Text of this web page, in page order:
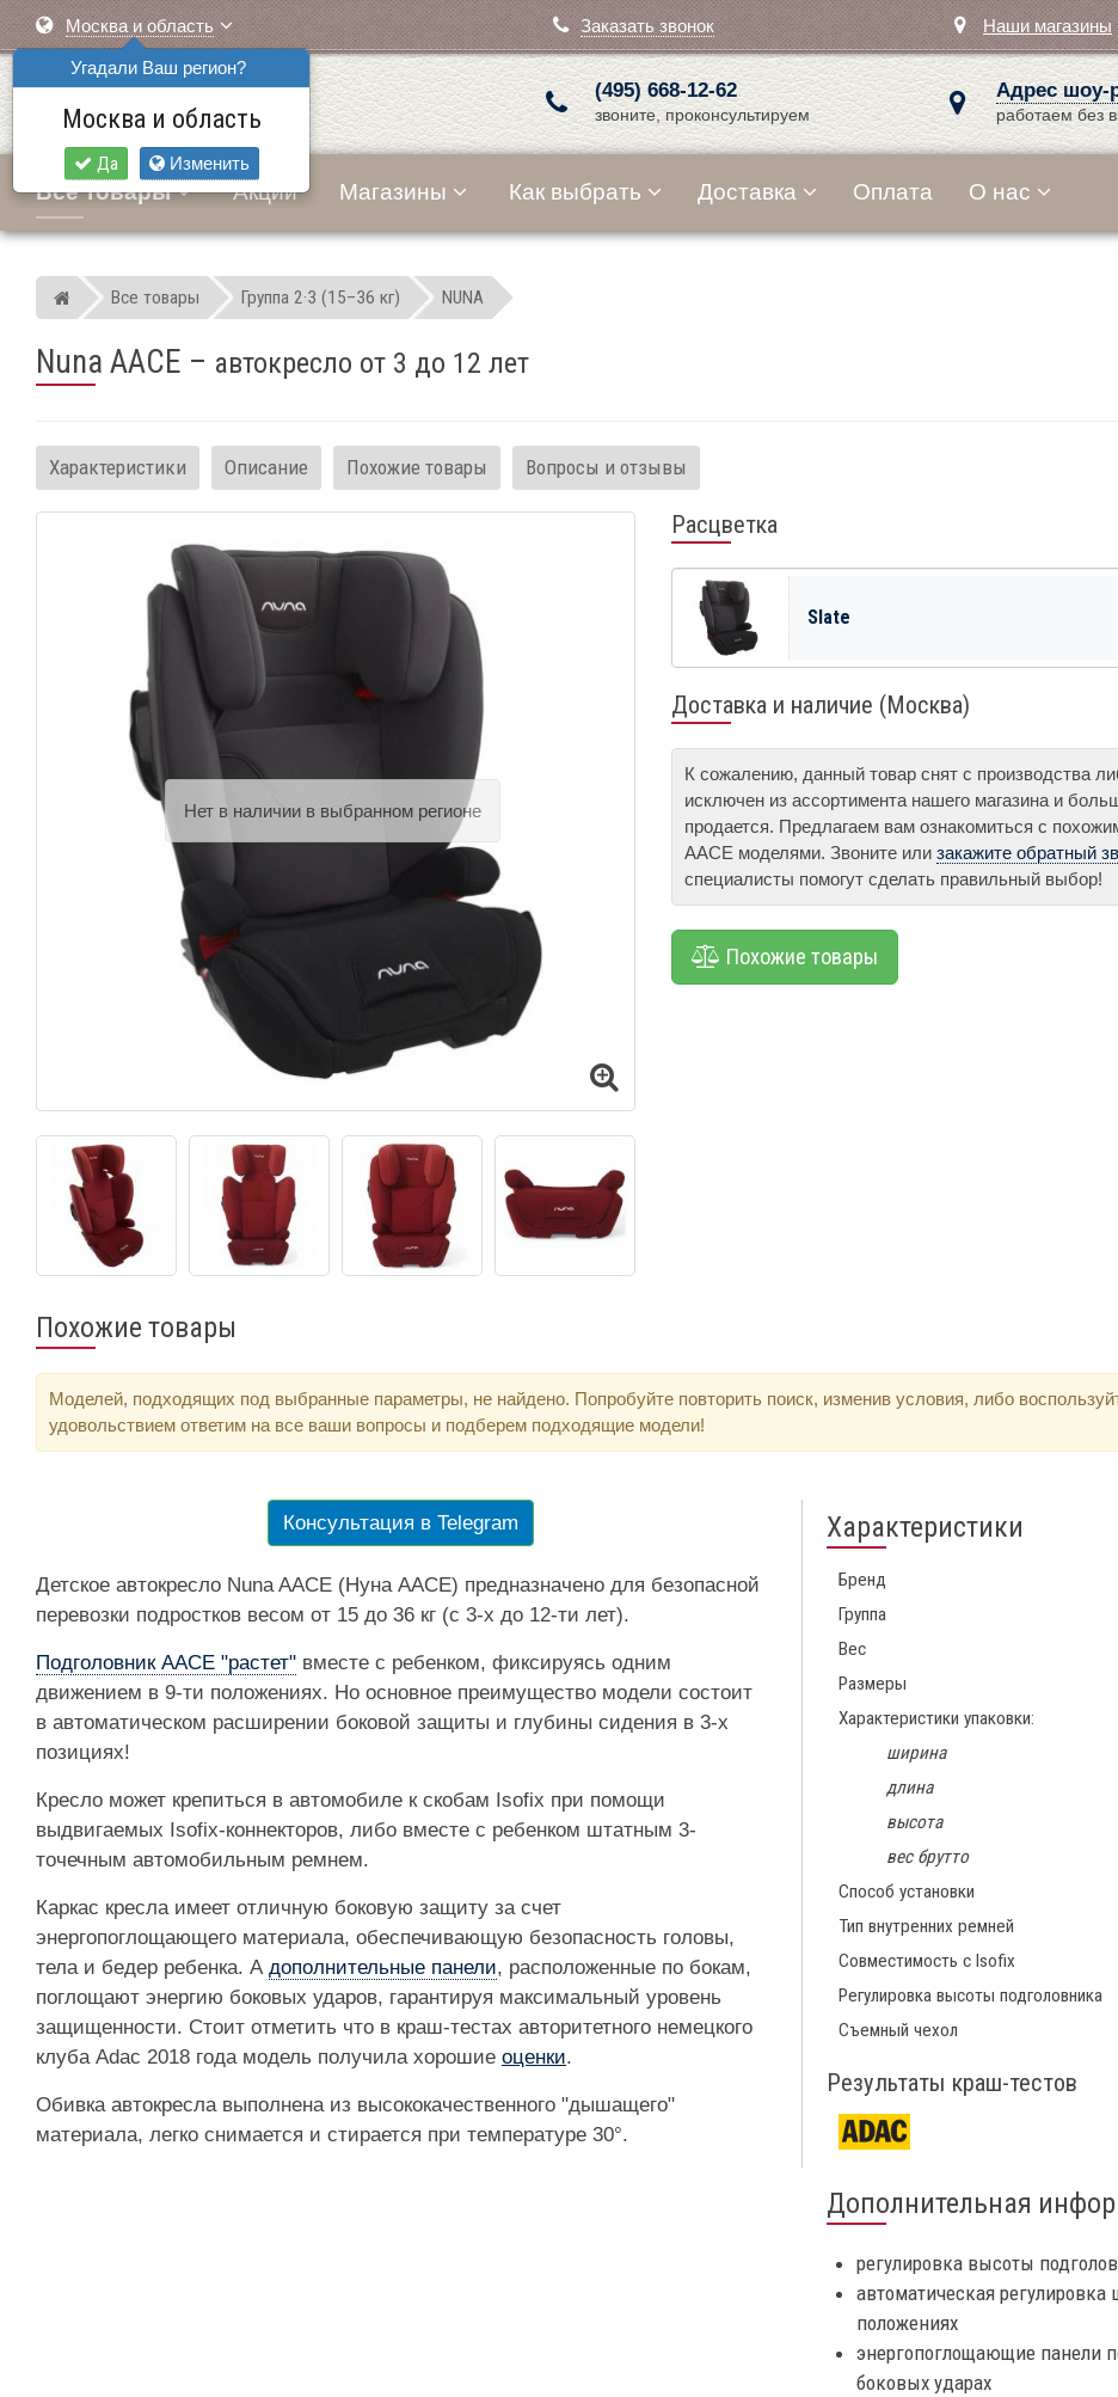
Москва и область
Угадали Ваш регион?
Москва и область
Да Изменить
Заказать звонок Наши магазины
(495) 668-12-62
звоните, проконсультируем
Адрес шоу-
работаем без
Все товары Акции Магазины Как выбрать Доставка Оплата О нас
Мир детских автокресел
Все товары Группа 2·3 (15–36 кг) NUNA
Nuna AACE – автокресло от 3 до 12 лет
Характеристики Описание Похожие товары Вопросы и отзывы
Расцветка
Slate
Доставка и наличие (Москва)
К сожалению, данный товар снят с производства
исключен из ассортимента нашего магазина и
продается. Предлагаем вам ознакомиться с
AACE моделями. Звоните илизакажите обратный
специалисты помогут сделать правильный выбор!
Похожие товары
Похожие товары
Моделей, подходящих под выбранные параметры, не найдено. Попробуйте повторить поиск, изменив условия, либо
удовольствием ответим на все ваши вопросы и подберем подходящие модели!
Консультация в Telegram
Детское автокресло Nuna AACE (Нуна ААСЕ) предназначено для безопасной
перевозки подростков весом от 15 до 36 кг (с 3-х до 12-ти лет).
Подголовник AACE "растет" вместе с ребенком, фиксируясь одним
движением в 9-ти положениях. Но основное преимущество модели состоит
в автоматическом расширении боковой защиты и глубины сидения в 3-х
позициях!
Кресло может крепиться в автомобиле к скобам Isofix при помощи
выдвигаемых Isofix-коннекторов, либо вместе с ребенком штатным 3-
точечным автомобильным ремнем.
Каркас кресла имеет отличную боковую защиту за счет
энергопоглощающего материала, обеспечивающую безопасность головы,
тела и бедер ребенка. А дополнительные панели, расположенные по бокам,
поглощают энергию боковых ударов, гарантируя максимальный уровень
защищенности. Стоит отметить что в краш-тестах авторитетного немецкого
клуба Adac 2018 года модель получила хорошие оценки.
Обивка автокресла выполнена из высококачественного "дышащего"
материала, легко снимается и стирается при температуре 30°.
Характеристики
Бренд
Группа
Вес
Размеры
Характеристики упаковки:
ширина
длина
высота
вес брутто
Способ установки
Тип внутренних ремней
Совместимость с Isofix
Регулировка высоты подголовника
Съемный чехол
Результаты краш-тестов
Дополнительная
регулировка высоты
автоматическая
положениях
энергопоглощающие панели
боковых ударах